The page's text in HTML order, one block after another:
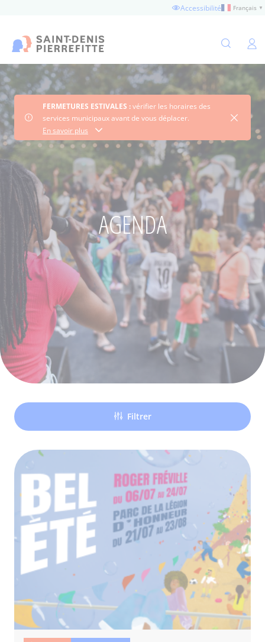
principal
Français ▼
Accessibilité
FERMETURES ESTIVALES :vérifier les horaires des
services municipaux avant de vous déplacer.
Consultez les horaires
En savoir plus
AGENDA
Filtrer